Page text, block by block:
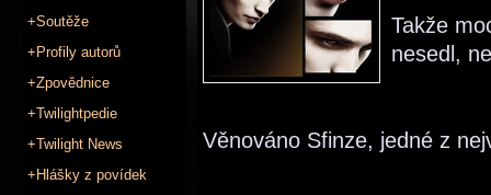
+Soutěže
+Profily autorů
+Zpovědnice
+Twilightpedie
+Twilight News
+Hlášky z povídek
Takže
nesedl,
Věnováno Sfinze, jedné z